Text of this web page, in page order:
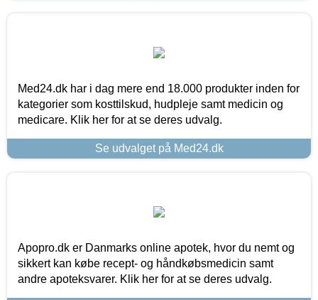
Med24.dk har i dag mere end 18.000 produkter inden for
kategorier som kosttilskud, hudpleje samt medicin og
medicare. Klik her for at se deres udvalg.
Se udvalget på Med24.dk
Apopro.dk er Danmarks online apotek, hvor du nemt og
sikkert kan købe recept- og håndkøbsmedicin samt
andre apoteksvarer. Klik her for at se deres udvalg.